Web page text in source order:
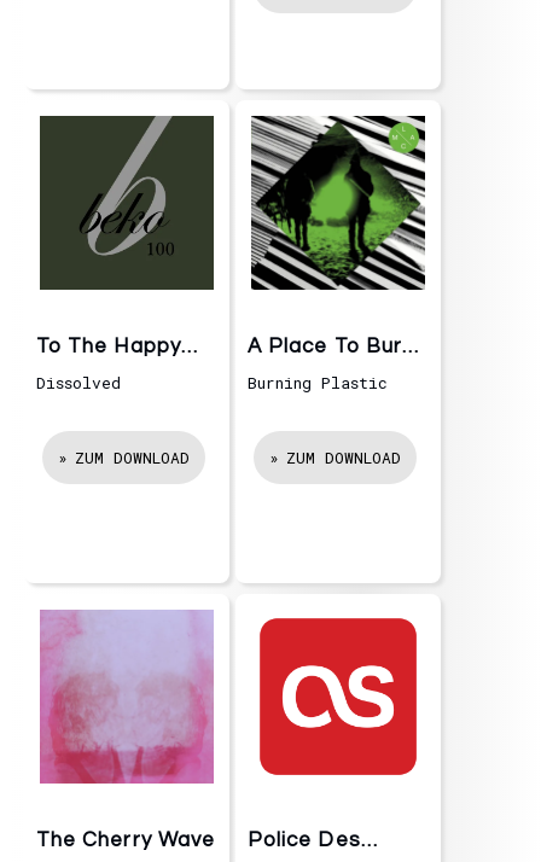
To The Happy
Dissolved
ZUM DOWNLOAD
A Place To Bury
Strangers
Burning Plastic
ZUM DOWNLOAD
The Cherry Wave
Police Des